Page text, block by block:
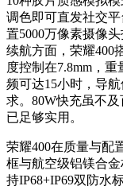
调色即可直发社交
置5000万像素摄像
续航方面，荣耀400
度控制在7.8mm，
频可达15小时，导
求。80W快充虽不
已足够实用。
荣耀400在质量与配
框与航空级铝镁合
持IP68+IP69双防水